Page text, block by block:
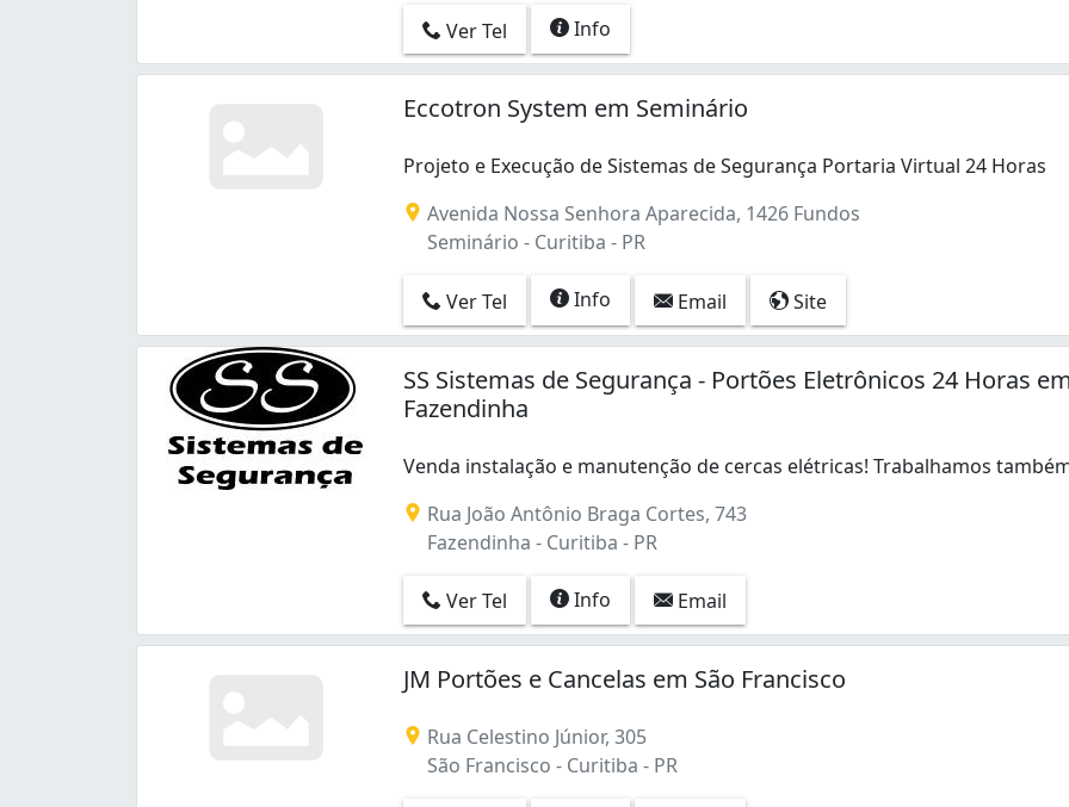
Ver Tel Info
Eccotron System em Seminário
Projeto e Execução de Sistemas de Segurança Portaria Virtual 24 Horas
Avenida Nossa Senhora Aparecida, 1426 Fundos
Seminário - Curitiba - PR
Ver Tel Info Email Site
SS Sistemas de Segurança - Portões Eletrônicos 24 Horas em
Fazendinha
Venda instalação e manutenção de cercas elétricas! Trabalhamos
Rua João Antônio Braga Cortes, 743
Fazendinha - Curitiba - PR
Ver Tel Info Email
JM Portões e Cancelas em São Francisco
Rua Celestino Júnior, 305
São Francisco - Curitiba - PR